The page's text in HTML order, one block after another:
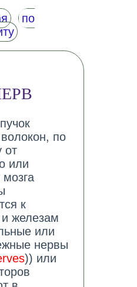
по
по
от
или
мозга
к
железам
или
нервы
)) или